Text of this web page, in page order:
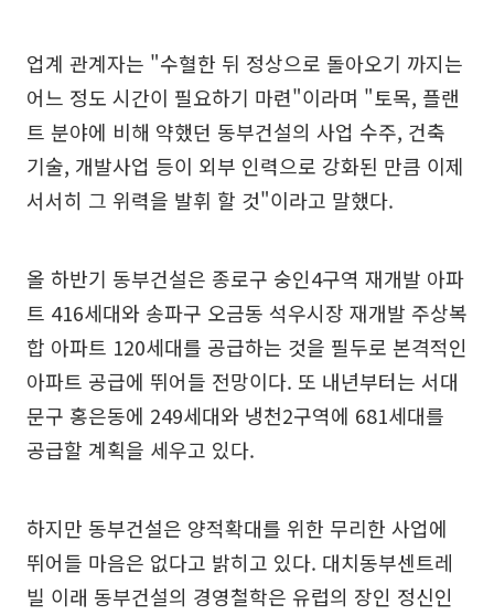
업계 관계자는 "수혈한 뒤 정상으로 돌아오기 까지는
어느 정도 시간이 필요하기 마련"이라며 "토목, 플랜
트 분야에 비해 약했던 동부건설의 사업 수주, 건축
기술, 개발사업 등이 외부 인력으로 강화된 만큼 이제
서서히 그 위력을 발휘 할 것"이라고 말했다.
올 하반기 동부건설은 종로구 숭인4구역 재개발 아파
트 416세대와 송파구 오금동 석우시장 재개발 주상복
합 아파트 120세대를 공급하는 것을 필두로 본격적인
아파트 공급에 뛰어들 전망이다. 또 내년부터는 서대
문구 홍은동에 249세대와 냉천2구역에 681세대를
공급할 계획을 세우고 있다.
하지만 동부건설은 양적확대를 위한 무리한 사업에
뛰어들 마음은 없다고 밝히고 있다. 대치동부센트레
빌 이래 동부건설의 경영철학은 유럽의 장인 정신인